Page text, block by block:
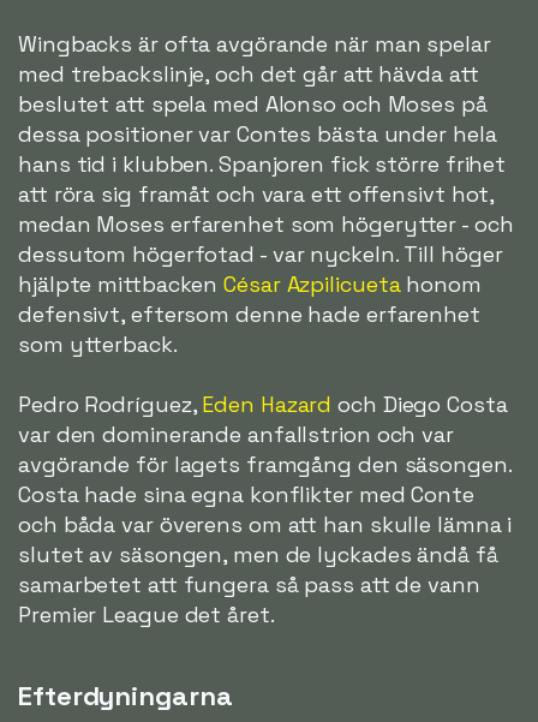
Wingbacks är ofta avgörande när man spelar
med trebackslinje, och det går att hävda att
beslutet att spela med Alonso och Moses på
dessa positioner var Contes bästa under hela
hans tid i klubben. Spanjoren fick större frihet
att röra sig framåt och vara ett offensivt hot,
medan Moses erfarenhet som högerytter - och
dessutom högerfotad - var nyckeln. Till höger
hjälpte mittbackenCésar Azpilicuetahonom
defensivt, eftersom denne hade erfarenhet
som ytterback.
Pedro Rodríguez, Eden Hazard och Diego Costa
var den dominerande anfallstrion och var
avgörande för lagets framgång den säsongen.
Costa hade sina egna konflikter med Conte
och båda var överens om att han skulle lämna i
slutet av säsongen, men de lyckades ändå få
samarbetet att fungera så pass att de vann
Premier League det året.
Efterdyningarna